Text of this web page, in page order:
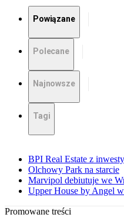
Powiązane
Polecane
Najnowsze
Tagi
BPI Real Estate z
Olchowy Park na starcie
Marvipol debiutuje we
Upper House by Angel w
Promowane treści